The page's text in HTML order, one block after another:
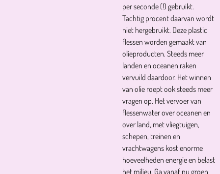
per seconde (!) gebruikt.
Tachtig procent daarvan wordt
niet hergebruikt. Deze plastic
flessen worden gemaakt van
olieproducten. Steeds meer
landen en oceanen raken
vervuild daardoor. Het winnen
van olie roept ook steeds meer
vragen op. Het vervoer van
flessenwater over oceanen en
over land, met vliegtuigen,
schepen, treinen en
vrachtwagens kost enorme
hoeveelheden energie en belast
het milieu. Ga vanaf nu groen